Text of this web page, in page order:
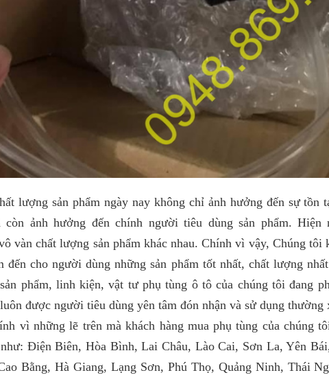
sản phẩm ngày nay không chỉ ảnh hưởng đến sự tồn
còn ảnh hưởng đến chính người tiêu dùng sản phẩm. Hiện
vàn chất lượng sản phẩm khác nhau. Chính vì vậy, Chúng tôi
đến cho người dùng những sản phẩm tốt nhất, chất lượng
phẩm, linh kiện, vật tư phụ tùng ô tô của chúng tôi đang
được người tiêu dùng yên tâm đón nhận và sử dụng thường
lẽ trên mà khách hàng mua phụ tùng của chúng
Điện Biên, Hòa Bình, Lai Châu, Lào Cai, Sơn La, Yên
Bằng, Hà Giang, Lạng Sơn, Phú Thọ, Quảng Ninh, Thái